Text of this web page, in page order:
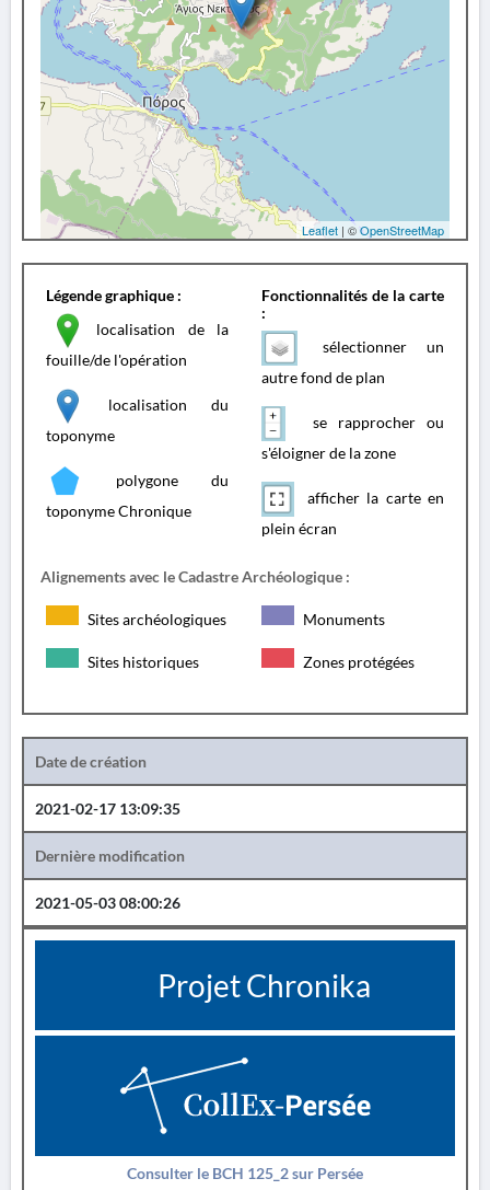
Leaflet | ©OpenStreetMap
Légende graphique :
localisation de la
fouille/de l'opération
localisation du
toponyme
polygone du
toponyme Chronique
Fonctionnalités de la carte
:
sélectionner un
autre fond de plan
se rapprocher ou
s'éloigner de la zone
afficher la carte en
plein écran
Alignements avec le Cadastre Archéologique :
Sites archéologiques Monuments
Sites historiques Zones protégées
Date de création
2021-02-17 13:09:35
Dernière modification
2021-05-03 08:00:26
Projet Chronika
Consulter le BCH 125_2 sur Persée